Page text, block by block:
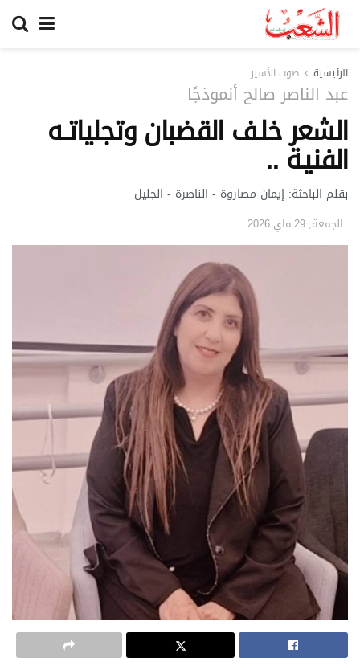
الرئيسية صوت الأسير
عبد الناصر صالح أنموذجًا
الشعر خلـف القضبان وتجلياتــه
الفنيـة ..
بقلم الباحثة: إيمان مصاروة - الناصرة - الجليل
الجمعة, 29 ماي 2026